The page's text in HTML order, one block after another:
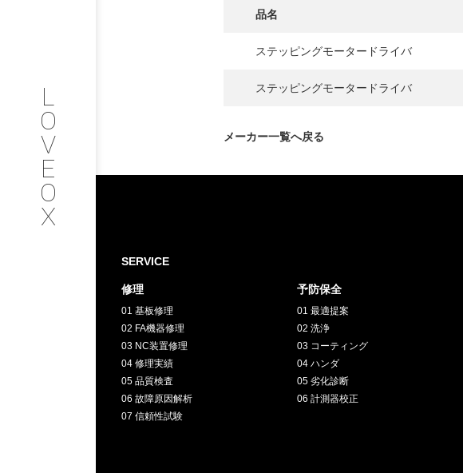
L
O
V
E
O
X
COMPANY
PROFILE
SERVICE
INTERVIEW
RECRUIT
採用情報
GREEN
品名
ステッピングモータードライバ
ステッピングモータードライバ
メーカー一覧へ戻る
SERVICE
修理
01 基板修理
02 FA機器修理
03 NC装置修理
04 修理実績
05 品質検査
06 故障原因解析
07 信頼性試験
予防保全
01 最適提案
02 洗浄
03 コーティング
04 ハンダ
05 劣化診断
06 計測器校正